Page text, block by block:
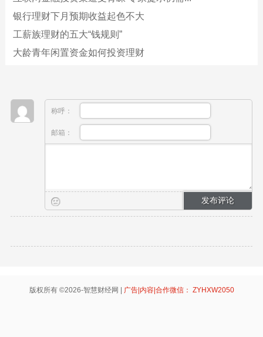
银行理财下月预期收益起色不大
工薪族理财的五大“钱规则”
大龄青年闲置资金如何投资理财
称呼：
邮箱：
版权所有 ©2026-智慧财经网 | 广告|内容|合作微信： ZYHXW2050